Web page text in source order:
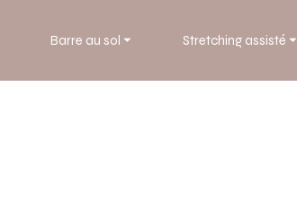
Barre au sol ⏷ Stretching assisté ⏷